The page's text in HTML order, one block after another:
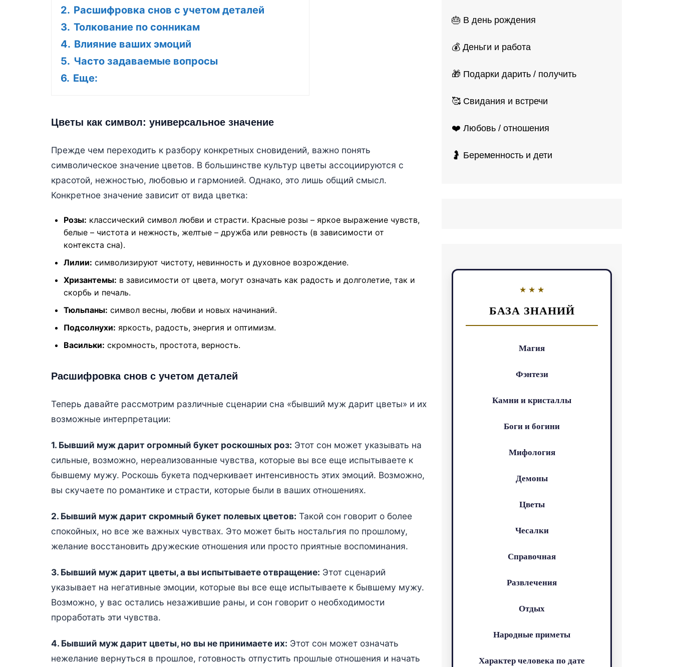
2. Расшифровка снов с учетом деталей
3. Толкование по сонникам
4. Влияние ваших эмоций
5. Часто задаваемые вопросы
6. Еще:
Цветы как символ: универсальное значение
Прежде чем переходить к разбору конкретных сновидений, важно понять
символическое значение цветов. В большинстве культур цветы ассоциируются с
красотой, нежностью, любовью и гармонией. Однако, это лишь общий смысл.
Конкретное значение зависит от вида цветка:
Розы: классический символ любви и страсти. Красные розы – яркое выражение чувств,
белые – чистота и нежность, желтые – дружба или ревность (в зависимости от
контекста сна).
Лилии: символизируют чистоту, невинность и духовное возрождение.
Хризантемы: в зависимости от цвета, могут означать как радость и долголетие, так и
скорбь и печаль.
Тюльпаны: символ весны, любви и новых начинаний.
Подсолнухи: яркость, радость, энергия и оптимизм.
Васильки: скромность, простота, верность.
Расшифровка снов с учетом деталей
Теперь давайте рассмотрим различные сценарии сна «бывший муж дарит цветы» и их
возможные интерпретации:
1. Бывший муж дарит огромный букет роскошных роз: Этот сон может указывать на
сильные, возможно, нереализованные чувства, которые вы все еще испытываете к
бывшему мужу. Роскошь букета подчеркивает интенсивность этих эмоций. Возможно,
вы скучаете по романтике и страсти, которые были в ваших отношениях.
2. Бывший муж дарит скромный букет полевых цветов: Такой сон говорит о более
спокойных, но все же важных чувствах. Это может быть ностальгия по прошлому,
желание восстановить дружеские отношения или просто приятные воспоминания.
3. Бывший муж дарит цветы, а вы испытываете отвращение: Этот сценарий
указывает на негативные эмоции, которые вы все еще испытываете к бывшему мужу.
Возможно, у вас остались незажившие раны, и сон говорит о необходимости
проработать эти чувства.
4. Бывший муж дарит цветы, но вы не принимаете их: Этот сон может означать
нежелание вернуться в прошлое, готовность отпустить прошлые отношения и начать
🎂 В день рождения
💰 Деньги и работа
🎁 Подарки дарить / получить
🥰 Свидания и встречи
❤️ Любовь / отношения
🤰 Беременность и дети
БАЗА ЗНАНИЙ
Магия
Фэнтези
Камни и кристаллы
Боги и богини
Мифология
Демоны
Цветы
Чесалки
Справочная
Развлечения
Отдых
Народные приметы
Характер человека по дате